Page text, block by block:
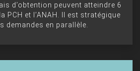
d’obtention peuvent atteindre 6
PCH et l’ANAH. Il est stratégique
demandes en parallèle.